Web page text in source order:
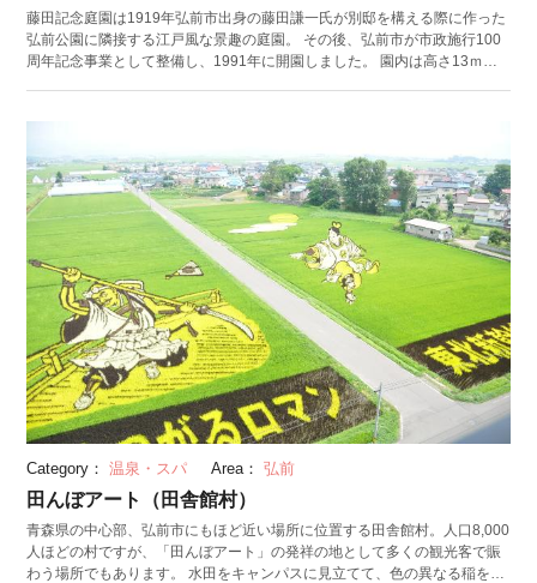
藤田記念庭園は1919年弘前市出身の藤田謙一氏が別邸を構える際に作った
弘前公園に隣接する江戸風な景趣の庭園。 その後、弘前市が市政施行100
周年記念事業として整備し、1991年に開園しました。 園内は高さ13ｍの
物が多く残っており、登録有形文化財に指定されている洋館や小川破笠作
ことができます。低地部は池を中心とした池泉回遊式庭園で、茶室から眺
める池や、花菖蒲、ツツジなどの群落や滝、八橋など景趣の変化を楽しむ
ことができます。
Category： 温泉・スパ Area： 弘前
田んぼアート（田舎館村）
青森県の中心部、弘前市にもほど近い場所に位置する田舎館村。人口8,000
人ほどの村ですが、「田んぼアート」の発祥の地として多くの観光客で賑
わう場所でもあります。 水田をキャンパスに見立てて、色の異なる稲を植